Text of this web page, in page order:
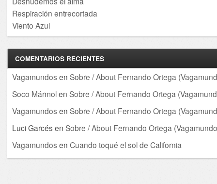
Respiración entrecortada
Viento Azul
COMENTARIOS RECIENTES
Vagamundos en Sobre / About Fernando Ortega
Soco Mármolen Sobre / About Fernando Ortega
Vagamundos en Sobre / About Fernando Ortega
Luci Garcés en Sobre / About Fernando Ortega
Vagamundos en Cuando toqué el sol de California